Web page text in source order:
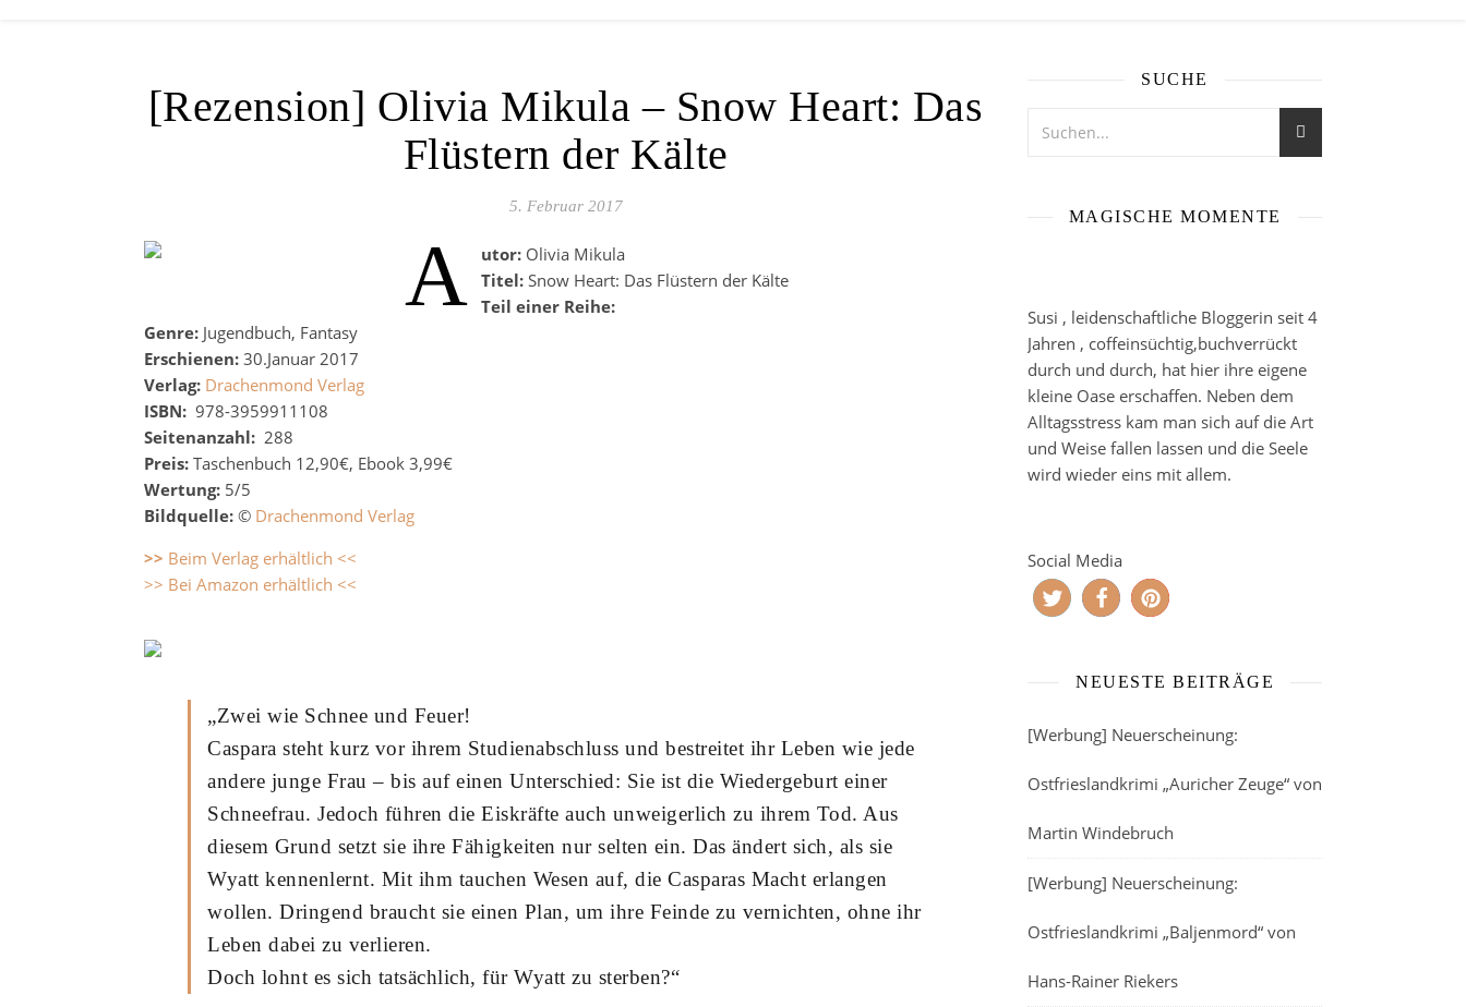
[Rezension] Olivia Mikula – Snow Heart: Das
Flüstern der Kälte
5. Februar 2017
A utor: Olivia Mikula
Titel: Snow Heart: Das Flüstern der Kälte
Teil einer Reihe:
Genre: Jugendbuch, Fantasy
Erschienen: 30.Januar 2017
Verlag: Drachenmond Verlag
ISBN: 978-3959911108
Seitenanzahl: 288
Preis: Taschenbuch 12,90€, Ebook 3,99€
Wertung: 5/5
Bildquelle: © Drachenmond Verlag
>> Beim Verlag erhältlich <<
>> Bei Amazon erhältlich <<
„Zwei wie Schnee und Feuer!
Caspara steht kurz vor ihrem Studienabschluss und bestreitet ihr Leben wie jede
andere junge Frau – bis auf einen Unterschied: Sie ist die Wiedergeburt einer
Schneefrau. Jedoch führen die Eiskräfte auch unweigerlich zu ihrem Tod. Aus
diesem Grund setzt sie ihre Fähigkeiten nur selten ein. Das ändert sich, als sie
Wyatt kennenlernt. Mit ihm tauchen Wesen auf, die Casparas Macht erlangen
wollen. Dringend braucht sie einen Plan, um ihre Feinde zu vernichten, ohne ihr
Leben dabei zu verlieren.
Doch lohnt es sich tatsächlich, für Wyatt zu sterben?“
SUCHE
MAGISCHE MOMENTE
Susi , leidenschaftliche Bloggerin seit 4
Jahren , coffeinsüchtig,buchverrückt
durch und durch, hat hier ihre eigene
kleine Oase erschaffen. Neben dem
Alltagsstress kam man sich auf die Art
und Weise fallen lassen und die Seele
wird wieder eins mit allem.
Social Media
NEUESTE BEITRÄGE
[Werbung] Neuerscheinung:
Ostfrieslandkrimi „Auricher Zeuge“ von
Martin Windebruch
[Werbung] Neuerscheinung:
Ostfrieslandkrimi „Baljenmord“ von
Hans-Rainer Riekers